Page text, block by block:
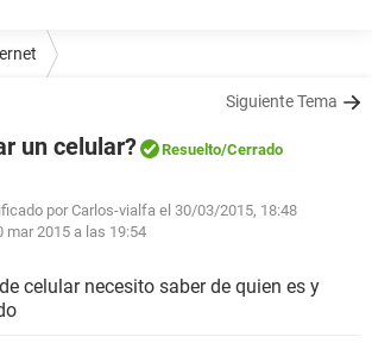
Siguiente Tema
un celular? Resuelto/Cerrado
por Carlos-vialfa el 30/03/2015, 18:48
mar 2015 a las 19:54
celular necesito saber de quien es y